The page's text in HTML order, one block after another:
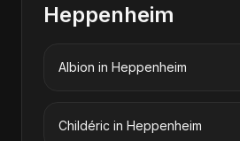
Heppenheim
Albion in Heppenheim
Childéric in Heppenheim